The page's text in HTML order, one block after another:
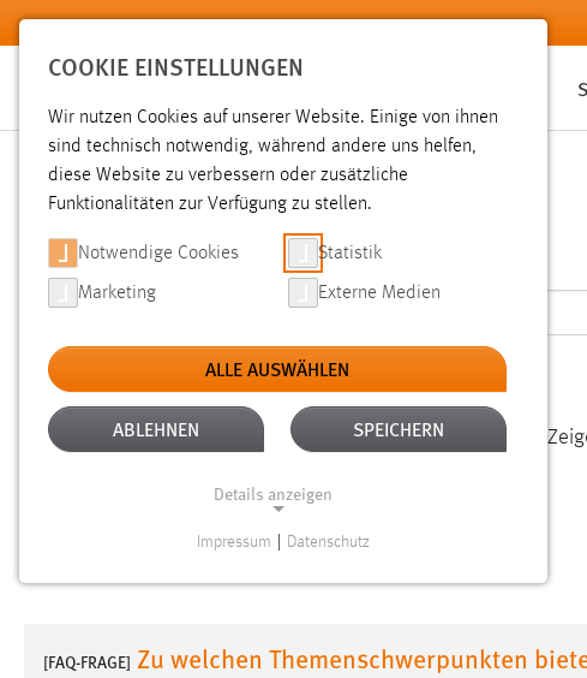
Zum Hauptinhalt springen
SUCHE
Aktive Filter: TYP: FAQ ALLE FILTER ENTFERNEN
Gesucht nach "schäfer". Es wurden 19 Ergebnisse gefunden.
[FAQ-FRAGE] Zu welchen Themenschwerpunkten
COOKIE EINSTELLUNGEN
Wir nutzen Cookies auf unserer Website. Einige von ihnen
sind technisch notwendig, während andere uns helfen,
diese Website zu verbessern oder zusätzliche
Funktionalitäten zur Verfügung zu stellen.
Notwendige Cookies Statistik
Marketing Externe Medien
ALLE AUSWÄHLEN
ABLEHNEN SPEICHERN
Details anzeigen
Website erforderlich.
Impressum Datenschutz